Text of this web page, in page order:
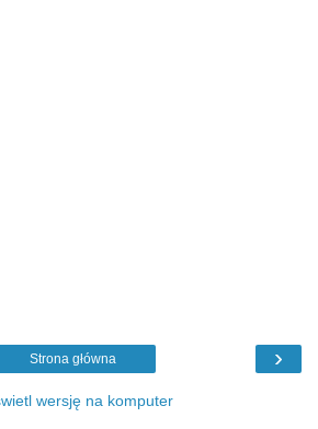
›
Strona główna
wersję na komputer